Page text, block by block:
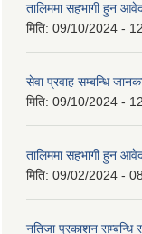
तालिममा सहभागी हुन
मिति: 09/10/2024 -
सेवा प्रवाह सम्बन्धि
मिति: 09/10/2024 -
तालिममा सहभागी हुन
मिति: 09/02/2024 -
नतिजा प्रकाशन सम्बन्धि